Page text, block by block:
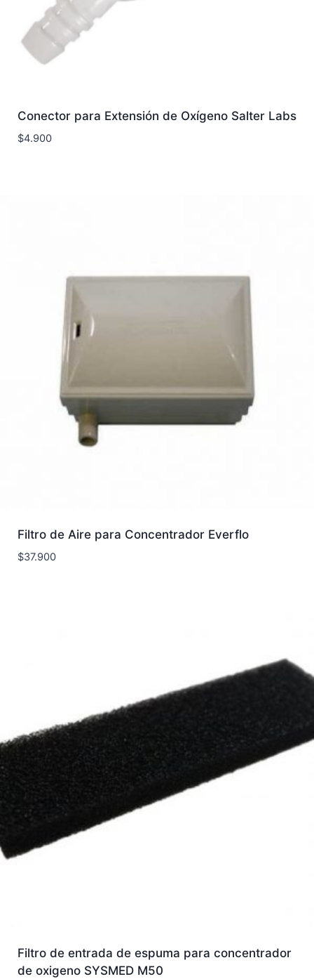
Conector para Extensión de Oxígeno Salter Labs
$4.900
Filtro de Aire para Concentrador Everflo
$37.900
Filtro de entrada de espuma para concentrador
de oxigeno SYSMED M50